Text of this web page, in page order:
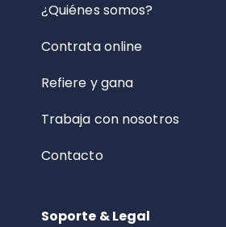
¿Quiénes somos?
Contrata online
Refiere y gana
Trabaja con nosotros
Contacto
Soporte & Legal